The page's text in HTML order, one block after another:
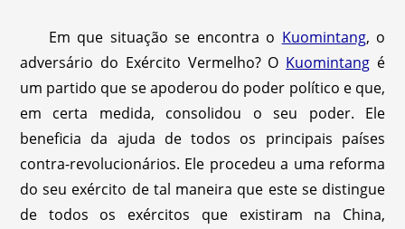
Em que situação se encontra o Kuomintang, o
adversário do Exército Vermelho? O Kuomintang é
um partido que se apoderou do poder político e que,
em certa medida, consolidou o seu poder. Ele
beneficia da ajuda de todos os principais países
contra-revolucionários. Ele procedeu a uma reforma
do seu exército de tal maneira que este se distingue
de todos os exércitos que existiram na China,